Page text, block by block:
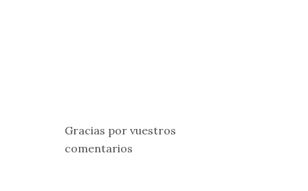
Gracias por vuestros
comentarios